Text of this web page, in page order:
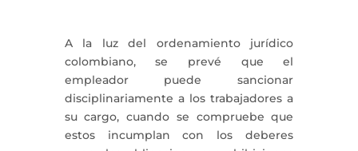
A la luz del ordenamiento jurídico
colombiano, se prevé que el
empleador puede sancionar
disciplinariamente a los trabajadores a
su cargo, cuando se compruebe que
estos incumplan con los deberes